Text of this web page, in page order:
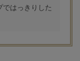
はっきりした